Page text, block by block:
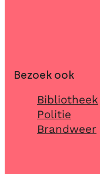
Bezoek ook
Bibliotheek
Politie
Brandweer